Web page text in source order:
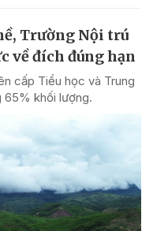
Trường Nội trú
về đích đúng hạn
cấp Tiểu học và Trung
65% khối lượng.